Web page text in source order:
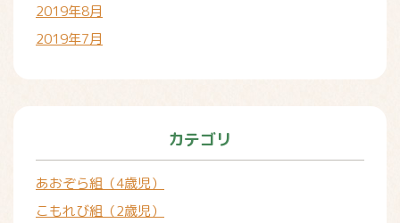
2019年8月
2019年7月
カテゴリ
あおぞら組（4歳児）
こもれび組（2歳児）